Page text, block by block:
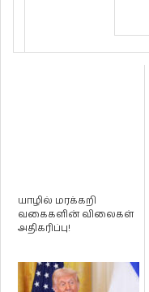
யாழில் மரக்கறி
வகைகளின் விலைகள்
அதிகரிப்பு!